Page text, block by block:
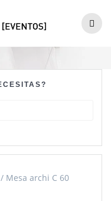
C 60
/ Mesa archi C 60